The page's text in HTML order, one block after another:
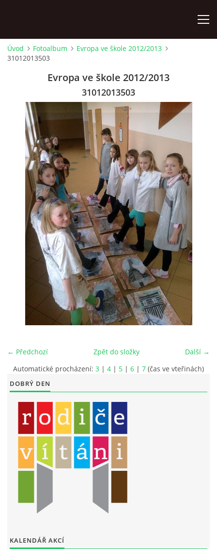
ÚVOD
ZAMĚSTNANCI
HUDEBNÍ OBOR
SOUBORY
VÝTVARNÝ OBOR
LITERÁRNĚ DRAMATICKÝ OBOR
DĚTSKÁ UMĚLECKÁ DÍLNA
PRAVIDLA PRO VEŘEJNÉ AKCE ZUŠ STAŇKOV
ÚSPĚCHY NAŠICH ŽÁKŮ
PŘIJÍMACÍ TALENTOVÉ ZKOUŠKY
ÚŘEDNÍ DESKA
PARTNEŘI ZUŠ STAŇKOV
ELEKTRONICKÁ PODATELNA
PROHLÁŠENÍ O OCHRANĚ OSOBNÍCH ÚDAJŮ
POVINNĚ ZVEŘEJŇOVANÉ INFORMACE
Úvod Fotoalbum
Evropa ve škole 2012/2013
31012013503
Evropa ve škole 2012/2013
31012013503
← Předchozí Další →
Zpět do složky
Automatické procházení: 3 | 4 | 5 | 6 | 7 (čas ve vteřinách)
DOBRÝ DEN
KALENDÁŘ AKCÍ